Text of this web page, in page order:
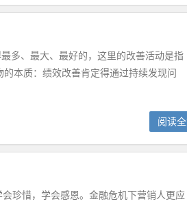
多、最大、最好的，这里的改善活动是指
本质：绩效改善肯定得通过持续发现问
阅读
珍惜，学会感恩。金融危机下营销人更应